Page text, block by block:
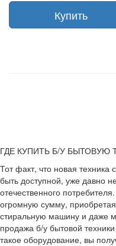
ГДЕ КУПИТЬ Б/У БЫТОВУЮ
Тот факт, что новая
быть доступной, уже давно
отечественного
огромную сумму,
стиральную машину и даже
продажа б/у бытовой
такое оборудование, вы